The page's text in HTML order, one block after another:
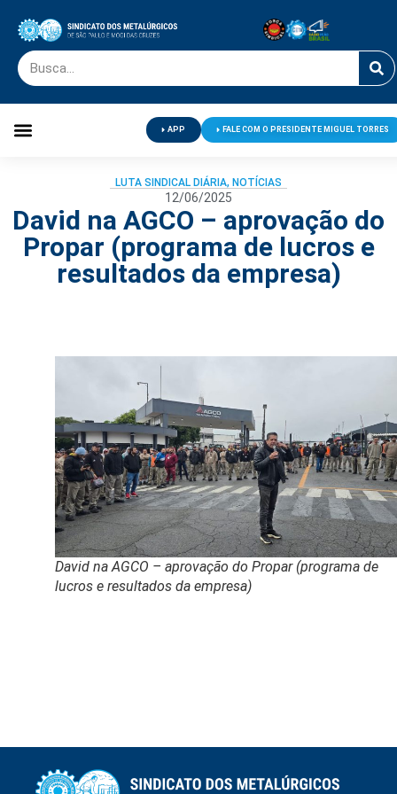
APP FALE COM O PRESIDENTE MIGUEL TORRES
LUTA SINDICAL DIÁRIA, NOTÍCIAS
12/06/2025
David na AGCO – aprovação do
Propar (programa de lucros e
resultados da empresa)
David na AGCO – aprovação do Propar (programa de
lucros e resultados da empresa)